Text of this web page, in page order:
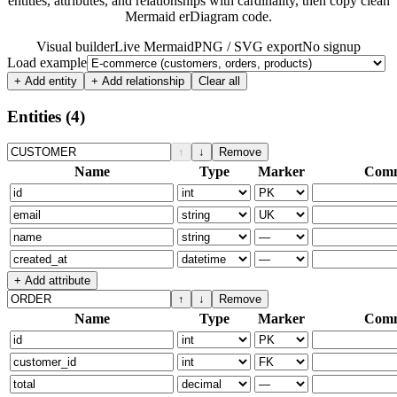
Mermaid erDiagram code.
Visual builderLive MermaidPNG / SVG exportNo signup
Load example
+ Add entity + Add relationship Clear all
Entities (4)
↑ ↓ Remove
Name Type Marker
+ Add attribute
↑
↓ Remove
Name Type Marker